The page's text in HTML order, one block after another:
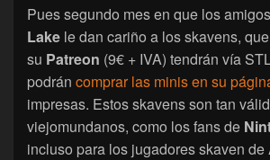
Pues segundo mes en que los
Lake le dan cariño a los skavens,
su Patreon (9€ + IVA) tendrán vía
podrán comprar las minis en su
impresas. Estos skavens son tan
viejomundanos, como los fans de
incluso para los jugadores skaven de